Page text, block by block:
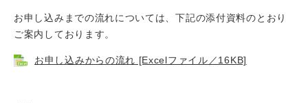
お申し込みまでの流れについては、下記の添付資料のとおり
ご案内しております。
お申し込みからの流れ [Excelファイル／16KB]